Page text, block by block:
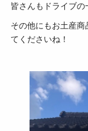
皆さんもドライブの
その他にもお土産
てくださいね！